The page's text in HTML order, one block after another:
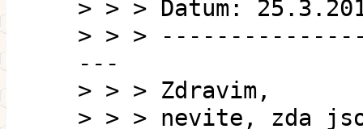
> > > Datum:
> > >
---
> > > Zdravim,
> > > nevite, zda